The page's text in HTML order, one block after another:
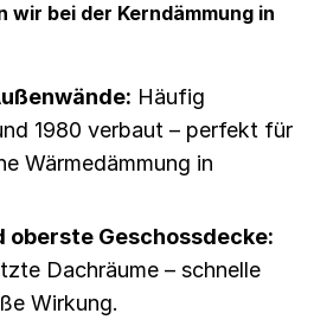
wir bei der Kerndämmung in
Häufig
1980 verbaut – perfekt für
Wärmedämmung in
oberste Geschossdecke:
Dachräume – schnelle
Wirkung.